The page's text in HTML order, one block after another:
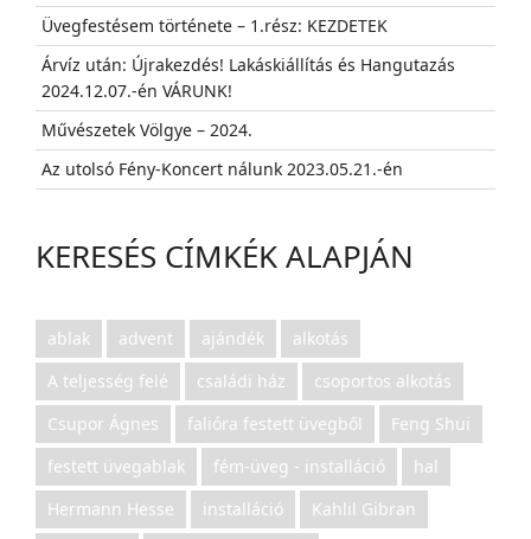
Üvegfestésem története – 1.rész: KEZDETEK
Árvíz után: Újrakezdés! Lakáskiállítás és Hangutazás
2024.12.07.-én VÁRUNK!
Művészetek Völgye – 2024.
Az utolsó Fény-Koncert nálunk 2023.05.21.-én
KERESÉS CÍMKÉK ALAPJÁN
ablak advent ajándék
alkotás
A teljesség felé
családi ház
csoportos alkotás
Csupor Ágnes
falióra festett üvegből
Feng Shui
festett üvegablak
fém-üveg - installáció
hal
Hermann Hesse
installáció
Kahlil Gibran